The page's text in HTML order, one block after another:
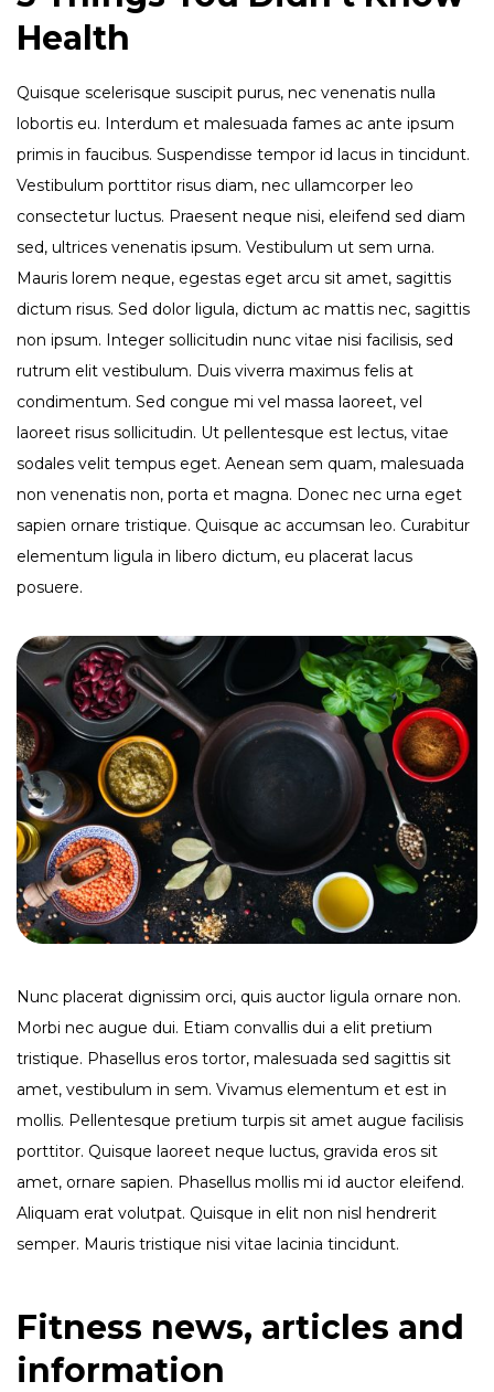
Health
Quisque scelerisque suscipit purus, nec venenatis nulla
lobortis eu. Interdum et malesuada fames ac ante ipsum
primis in faucibus. Suspendisse tempor id lacus in tincidunt.
Vestibulum porttitor risus diam, nec ullamcorper leo
consectetur luctus. Praesent neque nisi, eleifend sed diam
sed, ultrices venenatis ipsum. Vestibulum ut sem urna.
Mauris lorem neque, egestas eget arcu sit amet, sagittis
dictum risus. Sed dolor ligula, dictum ac mattis nec, sagittis
non ipsum. Integer sollicitudin nunc vitae nisi facilisis, sed
rutrum elit vestibulum. Duis viverra maximus felis at
condimentum. Sed congue mi vel massa laoreet, vel
laoreet risus sollicitudin. Ut pellentesque est lectus, vitae
sodales velit tempus eget. Aenean sem quam, malesuada
non venenatis non, porta et magna. Donec nec urna eget
sapien ornare tristique. Quisque ac accumsan leo. Curabitur
elementum ligula in libero dictum, eu placerat lacus
posuere.
Nunc placerat dignissim orci, quis auctor ligula ornare non.
Morbi nec augue dui. Etiam convallis dui a elit pretium
tristique. Phasellus eros tortor, malesuada sed sagittis sit
amet, vestibulum in sem. Vivamus elementum et est in
mollis. Pellentesque pretium turpis sit amet augue facilisis
porttitor. Quisque laoreet neque luctus, gravida eros sit
amet, ornare sapien. Phasellus mollis mi id auctor eleifend.
Aliquam erat volutpat. Quisque in elit non nisl hendrerit
semper. Mauris tristique nisi vitae lacinia tincidunt.
Fitness news, articles and
information